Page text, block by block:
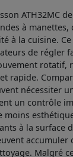
ATH32MC
à
à la cuisine.
de régler
rotatif,
rapide.
nécessiter
un contrôle
moins
à la surface
accumuler
Malgré